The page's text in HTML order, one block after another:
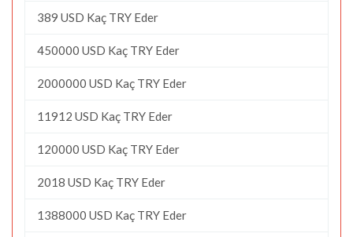
389 USD Kaç TRY Eder
450000 USD Kaç TRY Eder
2000000 USD Kaç TRY Eder
11912 USD Kaç TRY Eder
120000 USD Kaç TRY Eder
2018 USD Kaç TRY Eder
1388000 USD Kaç TRY Eder